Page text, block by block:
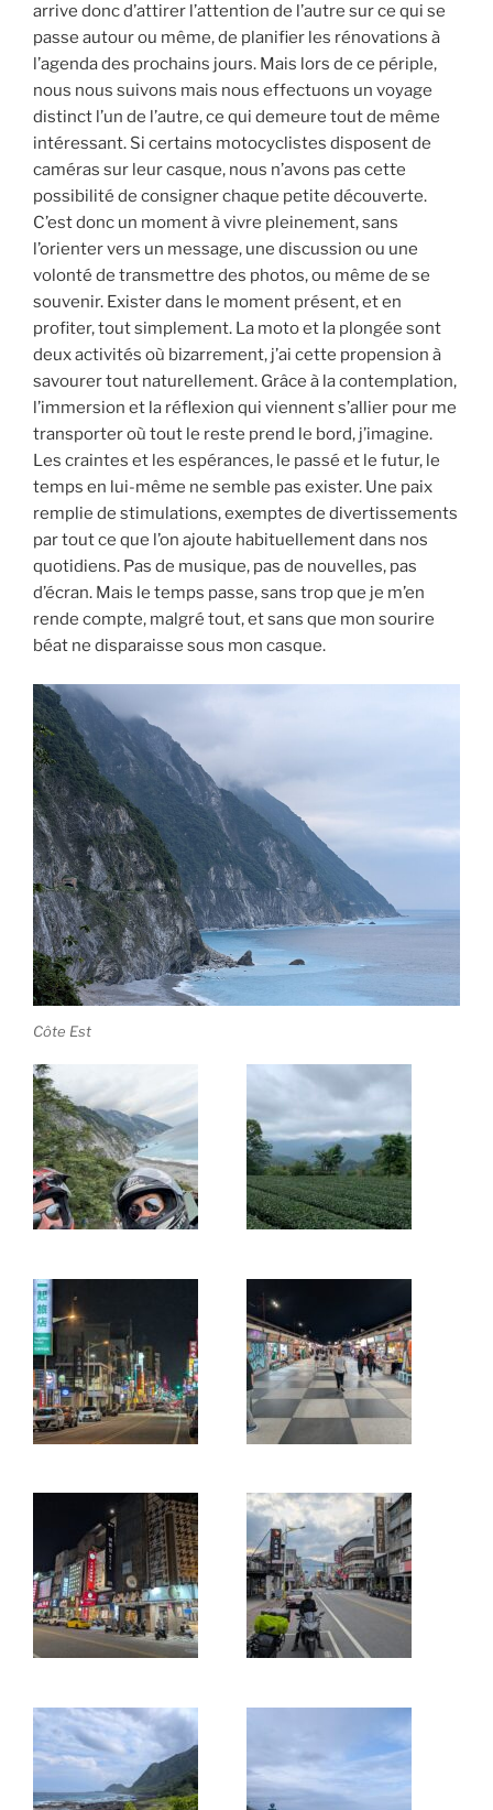
arrive donc d’attirer l’attention de l’autre sur ce qui se
passe autour ou même, de planifier les rénovations à
l’agenda des prochains jours. Mais lors de ce périple,
nous nous suivons mais nous effectuons un voyage
distinct l’un de l’autre, ce qui demeure tout de même
intéressant. Si certains motocyclistes disposent de
caméras sur leur casque, nous n’avons pas cette
possibilité de consigner chaque petite découverte.
C’est donc un moment à vivre pleinement, sans
l’orienter vers un message, une discussion ou une
volonté de transmettre des photos, ou même de se
souvenir. Exister dans le moment présent, et en
profiter, tout simplement. La moto et la plongée sont
deux activités où bizarrement, j’ai cette propension à
savourer tout naturellement. Grâce à la contemplation,
l’immersion et la réflexion qui viennent s’allier pour me
transporter où tout le reste prend le bord, j’imagine.
Les craintes et les espérances, le passé et le futur, le
temps en lui-même ne semble pas exister. Une paix
remplie de stimulations, exemptes de divertissements
par tout ce que l’on ajoute habituellement dans nos
quotidiens. Pas de musique, pas de nouvelles, pas
d’écran. Mais le temps passe, sans trop que je m’en
rende compte, malgré tout, et sans que mon sourire
béat ne disparaisse sous mon casque.
Côte Est